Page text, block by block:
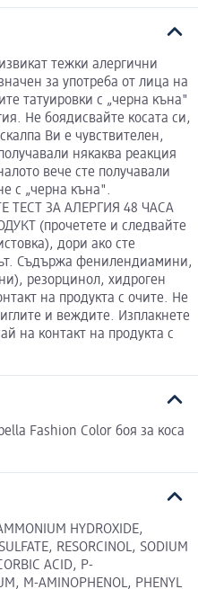
тежки алергични
за употреба от лица на
татуировки с „черна къна"
Не боядисвайте косата си,
Ви е чувствителен,
някаква реакция
вече сте получавали
с „черна къна".
ЗА АЛЕРГИЯ 48 ЧАСА
(прочетете и следвайте
дори ако сте
Съдържа фенилендиамини,
резорцинол, хидроген
на продукта с очите. Не
и веждите. Изплакнете
на контакт на продукта с
Fashion Color боя за коса
HYDROXIDE,
RESORCINOL, SODIUM
ACID, P-
M-AMINOPHENOL, PHENYL